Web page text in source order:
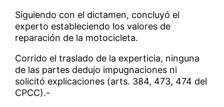
Siguiendo con el dictamen, concluyó el
experto estableciendo los valores de
reparación de la motocicleta.
Corrido el traslado de la experticia, ninguna
de las partes dedujo impugnaciones ni
solicitó explicaciones (arts. 384, 473, 474 del
CPCC).-